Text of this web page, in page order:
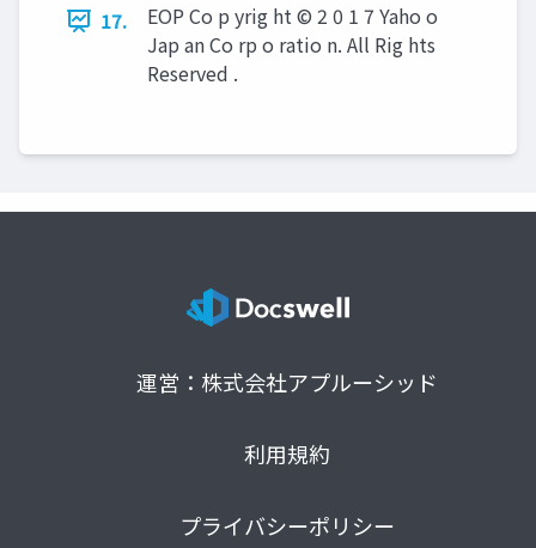
17.
EOP Co p yrig ht © 2 0 1 7 Yaho o
Jap an Co rp o ratio n. All Rig hts
Reserved .
運営：株式会社アプルーシッド
利用規約
プライバシーポリシー